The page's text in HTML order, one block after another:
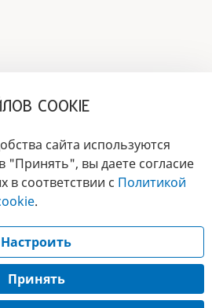
- 2019
вет»
COOKIE
сайта используются
вы даете согласие
в соответствии с Политикой
.
Настроить
Принять